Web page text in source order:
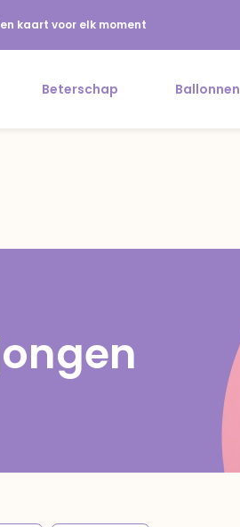
kaart voor elk moment
Beterschap Ballonnen